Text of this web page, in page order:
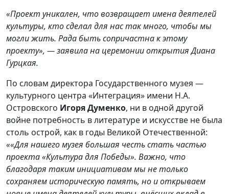
«Проект уникален, что возвращает имена деятелей
культуры, кто сделал для нас так много, чтобы мы
могли жить. Рада быть сопричастна к этому
проекту», — заявила на церемонии открытия Диана
Гурцкая.
По словам директора Государственного музея —
культурного центра «Интеграция» имени Н.А.
Островского Игоря Думенко, ни в одной другой
войне потребность в литературе и искусстве не была
столь острой, как в годы Великой Отечественной:
««Для нашего музея большая честь стать частью
проекта «Культура для Победы». Важно, что
благодаря таким инициативам мы не только
сохраняем историческую память, но и открываем